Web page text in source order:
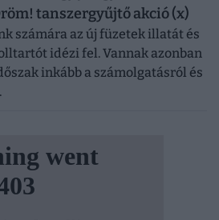
tanszergyűjtő akció (x)
számára az új füzetek illatát és
idézi fel. Vannak azonban
inkább a számolgatásról és